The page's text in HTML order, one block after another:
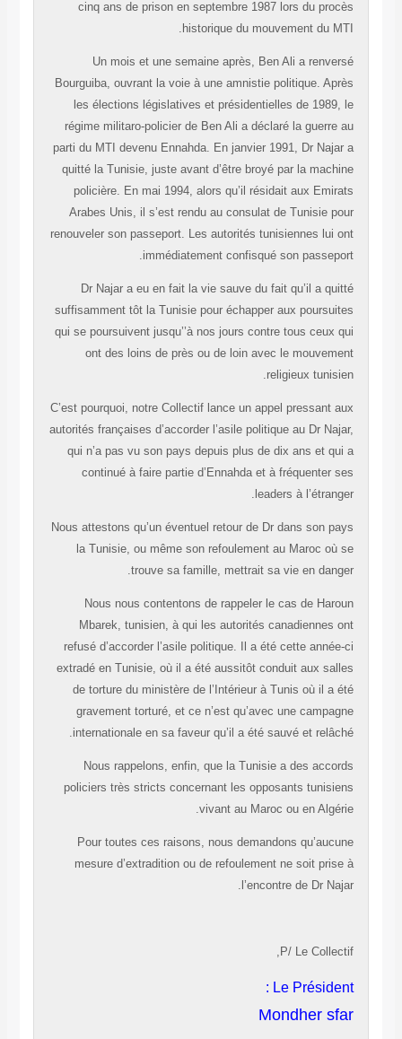
cinq ans de prison en septembre 1987 lors du procès
historique du mouvement du MTI.
Un mois et une semaine après, Ben Ali a renversé
Bourguiba, ouvrant la voie à une amnistie politique. Après
les élections législatives et présidentielles de 1989, le
régime militaro-policier de Ben Ali a déclaré la guerre au
parti du MTI devenu Ennahda. En janvier 1991, Dr Najar a
quitté la Tunisie, juste avant d’être broyé par la machine
policière. En mai 1994, alors qu’il résidait aux Emirats
Arabes Unis, il s’est rendu au consulat de Tunisie pour
renouveler son passeport. Les autorités tunisiennes lui ont
immédiatement confisqué son passeport.
Dr Najar a eu en fait la vie sauve du fait qu’il a quitté
suffisamment tôt la Tunisie pour échapper aux poursuites
qui se poursuivent jusqu’’à nos jours contre tous ceux qui
ont des loins de près ou de loin avec le mouvement
religieux tunisien.
C’est pourquoi, notre Collectif lance un appel pressant aux
autorités françaises d’accorder l’asile politique au Dr Najar,
qui n’a pas vu son pays depuis plus de dix ans et qui a
continué à faire partie d’Ennahda et à fréquenter ses
leaders à l’étranger.
Nous attestons qu’un éventuel retour de Dr dans son pays
la Tunisie, ou même son refoulement au Maroc où se
trouve sa famille, mettrait sa vie en danger.
Nous nous contentons de rappeler le cas de Haroun
Mbarek, tunisien, à qui les autorités canadiennes ont
refusé d’accorder l’asile politique. Il a été cette année-ci
extradé en Tunisie, où il a été aussitôt conduit aux salles
de torture du ministère de l’Intérieur à Tunis où il a été
gravement torturé, et ce n’est qu’avec une campagne
internationale en sa faveur qu’il a été sauvé et relâché.
Nous rappelons, enfin, que la Tunisie a des accords
policiers très stricts concernant les opposants tunisiens
vivant au Maroc ou en Algérie.
Pour toutes ces raisons, nous demandons qu’aucune
mesure d’extradition ou de refoulement ne soit prise à
l’encontre de Dr Najar.
P/ Le Collectif,
Le Président :
Mondher sfar